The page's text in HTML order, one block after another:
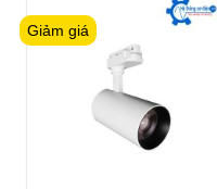
Giảm giá